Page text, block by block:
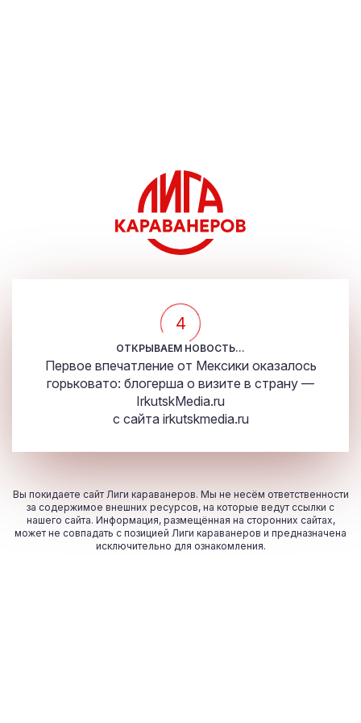
4
ОТКРЫВАЕМ НОВОСТЬ...
Первое впечатление от Мексики оказалось
горьковато: блогерша о визите в страну —
IrkutskMedia.ru
с сайта irkutskmedia.ru
Вы покидаете сайт Лиги караванеров. Мы не несём ответственности
за содержимое внешних ресурсов, на которые ведут ссылки с
нашего сайта. Информация, размещённая на сторонних сайтах,
может не совпадать с позицией Лиги караванеров и предназначена
исключительно для ознакомления.